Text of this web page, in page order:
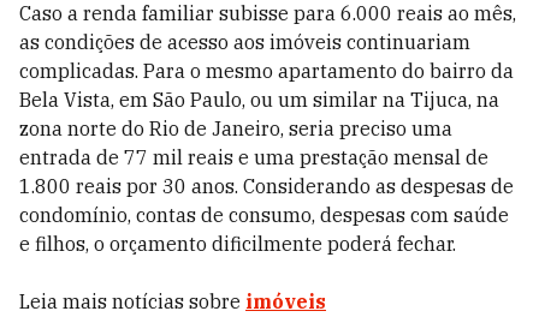
Caso a renda familiar subisse para 6.000 reais ao mês,
as condições de acesso aos imóveis continuariam
complicadas. Para o mesmo apartamento do bairro da
Bela Vista, em São Paulo, ou um similar na Tijuca, na
zona norte do Rio de Janeiro, seria preciso uma
entrada de 77 mil reais e uma prestação mensal de
1.800 reais por 30 anos. Considerando as despesas de
condomínio, contas de consumo, despesas com saúde
e filhos, o orçamento dificilmente poderá fechar.
Leia mais notícias sobre imóveis